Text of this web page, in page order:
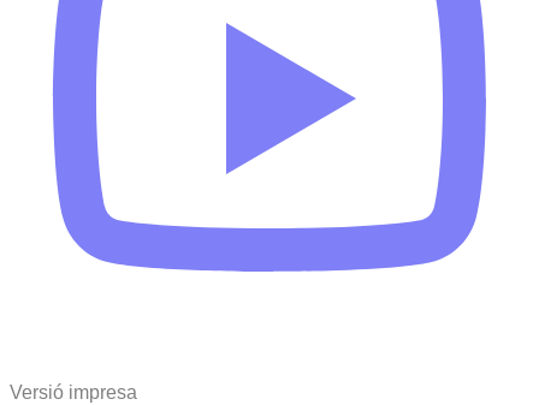
Versió impresa